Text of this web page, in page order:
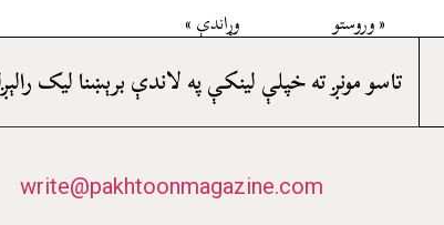
« وروستو وړاندې »
تاسو مونږ ته خپلې لينکې په لاندې برېښنا ليک
write@pakhtoonmagazine.com